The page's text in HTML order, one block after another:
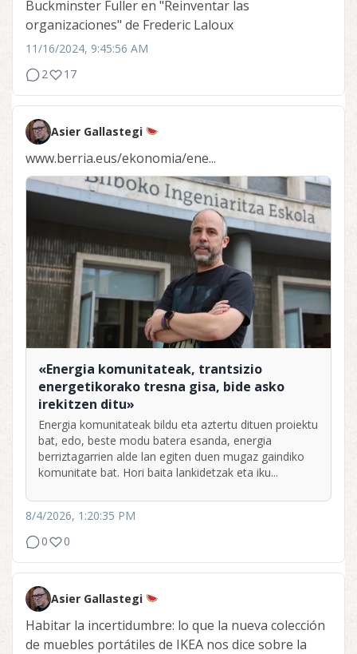
Buckminster Fuller en "Reinventar las
organizaciones" de Frederic Laloux
11/16/2024, 9:45:56 AM
2
17
Asier Gallastegi
www.berria.eus/ekonomia/ene...
«Energia komunitateak, trantsizio
energetikorako tresna gisa, bide asko
irekitzen ditu»
Energia komunitateak bildu eta aztertu dituen proiektu
bat, edo, beste modu batera esanda, energia
berriztagarrien alde lan egiten duen mugaz gaindiko
komunitate bat. Hori baita lankidetzak eta iku...
8/4/2026, 1:20:35 PM
0
0
Asier Gallastegi
Habitar la incertidumbre: lo que la nueva colección
de muebles portátiles de IKEA nos dice sobre la